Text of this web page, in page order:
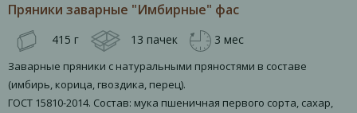
Пряники заварные "Имбирные" фас
415 г 13 пачек 3 мес
Заварные пряники с натуральными пряностями в составе
(имбирь, корица, гвоздика, перец).
ГОСТ 15810-2014. Состав: мука пшеничная первого сорта, сахар,